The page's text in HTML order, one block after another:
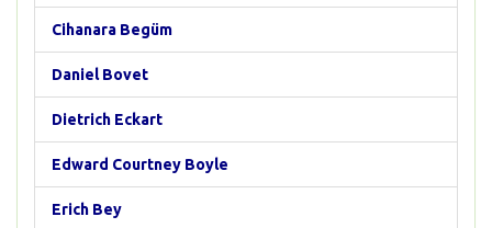
Cihanara Begüm
Daniel Bovet
Dietrich Eckart
Edward Courtney Boyle
Erich Bey